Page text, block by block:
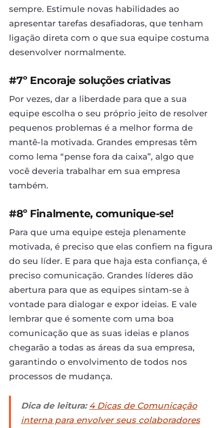
sempre. Estimule novas habilidades ao
apresentar tarefas desafiadoras, que tenham
ligação direta com o que sua equipe costuma
desenvolver normalmente.
#7º Encoraje soluções criativas
Por vezes, dar a liberdade para que a sua
equipe escolha o seu próprio jeito de resolver
pequenos problemas é a melhor forma de
mantê-la motivada. Grandes empresas têm
como lema “pense fora da caixa”, algo que
você deveria trabalhar em sua empresa
também.
#8º Finalmente, comunique-se!
Para que uma equipe esteja plenamente
motivada, é preciso que elas confiem na figura
do seu líder. E para que haja esta confiança, é
preciso comunicação. Grandes líderes dão
abertura para que as equipes sintam-se à
vontade para dialogar e expor ideias. E vale
lembrar que é somente com uma boa
comunicação que as suas ideias e planos
chegarão a todas as áreas da sua empresa,
garantindo o envolvimento de todos nos
processos de mudança.
Dica de leitura: 4 Dicas de Comunicação
interna para envolver seus colaboradores